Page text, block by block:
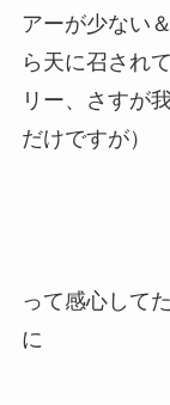
アーが少ない
ら天に召され
リー、さすが
だけですが）
って感心して
に